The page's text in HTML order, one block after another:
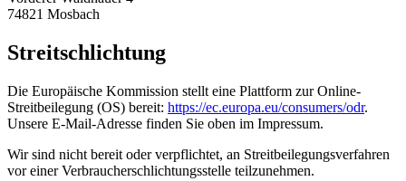
74821 Mosbach
Streitschlichtung
Die Europäische Kommission stellt eine Plattform zur Online-
Streitbeilegung (OS) bereit: https://ec.europa.eu/consumers/odr.
Unsere E-Mail-Adresse finden Sie oben im Impressum.
Wir sind nicht bereit oder verpflichtet, an Streitbeilegungsverfahren
vor einer Verbraucherschlichtungsstelle teilzunehmen.